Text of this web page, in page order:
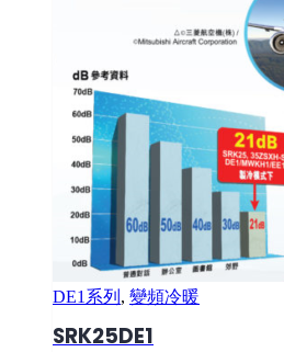
DE1系列 , 變頻冷暖
SRK25DE1